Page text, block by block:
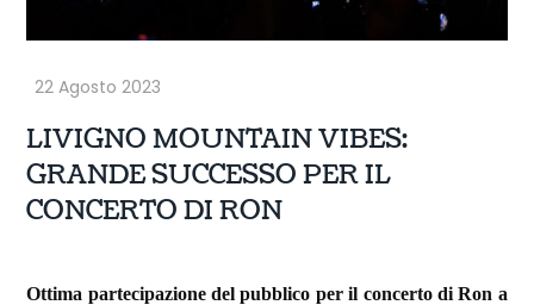
LIVIGNO MOUNTAIN VIBES:
GRANDE SUCCESSO PER IL
CONCERTO DI RON
Ottima partecipazione del pubblico per il concerto di Ron a